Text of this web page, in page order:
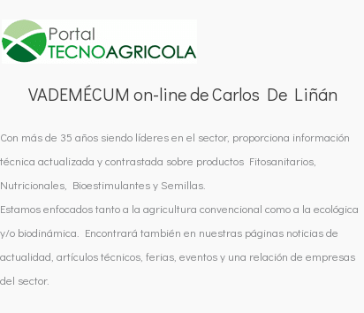
VADEMÉCUM on-line de Carlos De Liñán
Con más de 35 años siendo líderes en el sector, proporciona información
técnica actualizada y contrastada sobre productos Fitosanitarios,
Nutricionales, Bioestimulantes y Semillas.
Estamos enfocados tanto a la agricultura convencional como a la ecológica
y/o biodinámica. Encontrará también en nuestras páginas noticias de
actualidad, artículos técnicos, ferias, eventos y una relación de empresas
del sector.